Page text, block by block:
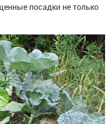
посадки не только